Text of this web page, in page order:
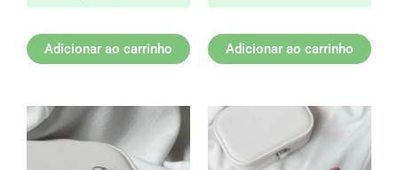
Adicionar ao carrinho Adicionar ao carrinho